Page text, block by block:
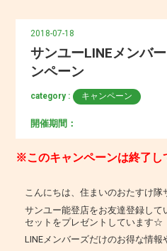
2018-07-18
サンユーLINEメンバ
ンペーン
category : キャンペーン
開催期間：
※このキャンペーンは終了し
こんにちは、住まいのおたすけ隊
サンユー能登店をお友達登録して
セットをプレゼントしています☆
LINEメンバーズだけのお得な情報